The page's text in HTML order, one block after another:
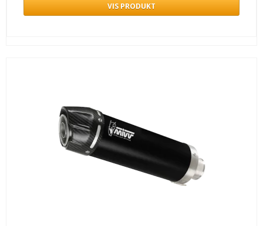
VIS PRODUKT